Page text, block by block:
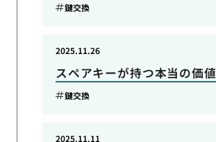
鍵交換
スペアキーが持つ本当の価値
2025.11.26
鍵交換
2025.11.11